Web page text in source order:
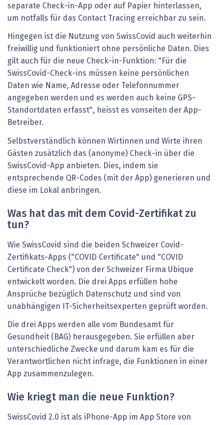
separate Check-in-App oder auf Papier hinterlassen,
um notfalls für das Contact Tracing erreichbar zu sein.
Hingegen ist die Nutzung von SwissCovid auch weiterhin
freiwillig und funktioniert ohne persönliche Daten. Dies
gilt auch für die neue Check-in-Funktion: "Für die
SwissCovid-Check-ins müssen keine persönlichen
Daten wie Name, Adresse oder Telefonnummer
angegeben werden und es werden auch keine GPS-
Standortdaten erfasst", heisst es vonseiten der App-
Betreiber.
Selbstverständlich können Wirtinnen und Wirte ihren
Gästen zusätzlich das (anonyme) Check-in über die
SwissCovid-App anbieten. Dies, indem sie
entsprechende QR-Codes (mit der App) generieren und
diese im Lokal anbringen.
Was hat das mit dem Covid-Zertifikat zu
tun?
Wie SwissCovid sind die beiden Schweizer Covid-
Zertifikats-Apps ("COVID Certificate" und "COVID
Certificate Check") von der Schweizer Firma Ubique
entwickelt worden. Die drei Apps erfüllen hohe
Ansprüche bezüglich Datenschutz und sind von
unabhängigen IT-Sicherheitsexperten geprüft worden.
Die drei Apps werden alle vom Bundesamt für
Gesundheit (BAG) herausgegeben. Sie erfüllen aber
unterschiedliche Zwecke und darum kam es für die
Verantwortlichen nicht infrage, die Funktionen in einer
App zusammenzulegen.
Wie kriegt man die neue Funktion?
SwissCovid 2.0 ist als iPhone-App im App Store von